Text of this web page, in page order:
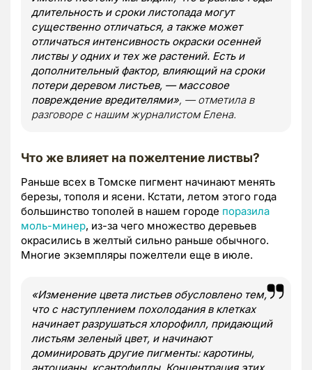
длительность и сроки листопада могут
существенно отличаться, а также может
отличаться интенсивность окраски осенней
листвы у одних и тех же растений. Есть и
дополнительный фактор, влияющий на сроки
потери деревом листьев, — массовое
повреждение вредителями», — отметила в
разговоре с нашим журналистом Елена.
Что же влияет на пожелтение листвы?
Раньше всех в Томске пигмент начинают менять
березы, тополя и ясени. Кстати, летом этого года
большинство тополей в нашем городе поразила
моль-минер, из-за чего множество деревьев
окрасились в желтый сильно раньше обычного.
Многие экземпляры пожелтели еще в июле.
«Изменение цвета листьев обусловлено тем,
что с наступлением похолодания в клетках
начинает разрушаться хлорофилл, придающий
листьям зеленый цвет, и начинают
доминировать другие пигменты: каротины,